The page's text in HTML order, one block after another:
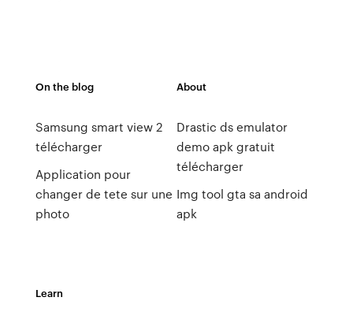
On the blog
Samsung smart view 2
télécharger
Application pour
changer de tete sur une
photo
About
Drastic ds emulator
demo apk gratuit
télécharger
Img tool gta sa android
apk
Learn